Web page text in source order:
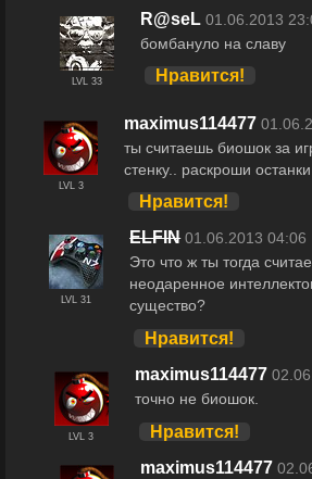
LVL 33
R@seL 01.06.2013
бомбануло на славу
Нравится!
LVL 3
maximus114477
ты считаешь биошок за
стенку.. раскроши
Нравится!
LVL 31
ELFIN 01.06.2013 04:06
Это что ж ты тогда
неодаренное
существо?
Нравится!
LVL 3
maximus114477
точно не биошок.
Нравится!
maximus114477